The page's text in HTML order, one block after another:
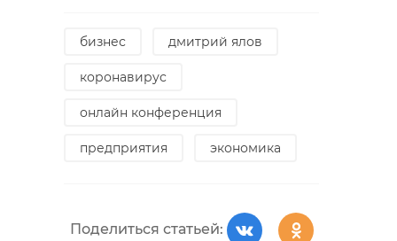
бизнес дмитрий ялов
коронавирус
онлайн конференция
предприятия экономика
Поделиться статьей: